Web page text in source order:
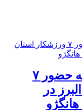
۲ مدال برنز نتیجه حضور ۷
در